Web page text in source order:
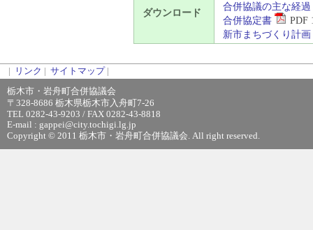
ダウンロード
合併協議の主な経過
合併協定書
PDF
新市まちづくり計
リンク サイトマップ
栃木市・岩舟町合併協議会
〒328-8686 栃木県栃木市入舟町7-26
TEL 0282-43-9203 / FAX 0282-43-8818
E-mail : gappei@city.tochigi.lg.jp
Copyright © 2011 栃木市・岩舟町合併協議会. All right reserved.